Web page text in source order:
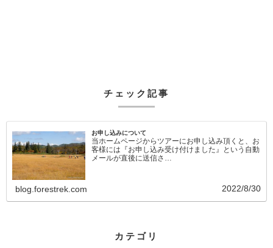
チェック記事
お申し込みについて
当ホームページからツアーにお申し込み頂くと、お
客様には『お申し込み受け付けました』という自動
メールが直後に送信さ…
blog.forestrek.com 2022/8/30
カテゴリ